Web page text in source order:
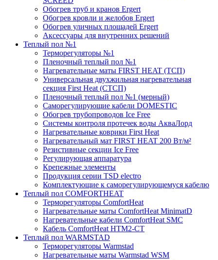
Обогрев труб и кранов Ergert
Обогрев кровли и желобов Ergert
Обогрев уличных площадей Ergert
Аксессуары для внутренних решений
Теплый пол №1
Терморегуляторы №1
Пленочный теплый пол №1
Нагревательные маты FIRST HEAT (ТСП)
Универсальная двухжильная нагревательная
секция First Heat (СТСП)
Пленочный теплый пол №1 (мерный)
Саморегулирующие кабели DOMESTIC
Обогрев трубопроводов Ice Free
Системы контроля протечек воды АкваЛорд
Нагревательные коврики First Heat
Нагревательный мат FIRST HEAT 200 Вт/м²
Резистивные секции Ice Free
Регулирующая аппаратура
Крепежные элементы
Продукция серии TSD electro
Комплектующие к саморегулирующемуся кабелю
Теплый пол COMFORTHEAT
Терморегуляторы ComfortHeat
Нагревательные маты ComfortHeat MinimatD
Нагревательные кабели ComfortHeat SMC
Кабель ComfortHeat HTM2-CT
Теплый пол WARMSTAD
Терморегуляторы Warmstad
Нагревательные маты Warmstad WSM